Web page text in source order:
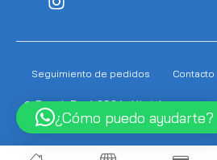
© Punok Perú 2024. All rights
Soneptiai.com
Seguimiento de pedidos Contacto
¿Cómo puedo ayudarte?